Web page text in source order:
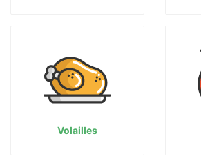
Volailles